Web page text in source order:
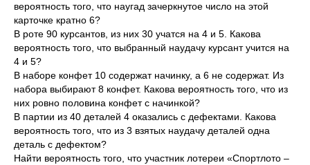
вероятность того, что наугад зачеркнутое число на этой
карточке кратно 6?
В роте 90 курсантов, из них 30 учатся на 4 и 5. Какова
вероятность того, что выбранный наудачу курсант учится на
4 и 5?
В наборе конфет 10 содержат начинку, а 6 не содержат. Из
набора выбирают 8 конфет. Какова вероятность того, что из
них ровно половина конфет с начинкой?
В партии из 40 деталей 4 оказались с дефектами. Какова
вероятность того, что из 3 взятых наудачу деталей одна
деталь с дефектом?
Найти вероятность того, что участник лотереи «Спортлото –